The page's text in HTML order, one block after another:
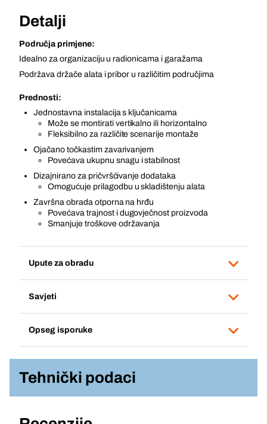
Detalji
Područja primjene:
Idealno za organizaciju u radionicama i garažama
Podržava držače alata i pribor u različitim područjima
Prednosti:
Jednostavna instalacija s ključanicama
Može se montirati vertikalno ili horizontalno
Fleksibilno za različite scenarije montaže
Ojačano točkastim zavarivanjem
Povećava ukupnu snagu i stabilnost
Dizajnirano za pričvršćivanje dodataka
Omogućuje prilagodbu u skladištenju alata
Završna obrada otporna na hrđu
Povećava trajnost i dugovječnost proizvoda
Smanjuje troškove održavanja
Upute za obradu
Savjeti
Opseg isporuke
Tehnički podaci